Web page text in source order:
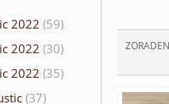
2022 (59)
2022 (30)
2022 (35)
(37)